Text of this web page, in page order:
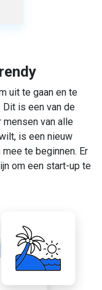
uit te gaan en te
is een van de
van alle
is een nieuw
te beginnen. Er
om een start-up te